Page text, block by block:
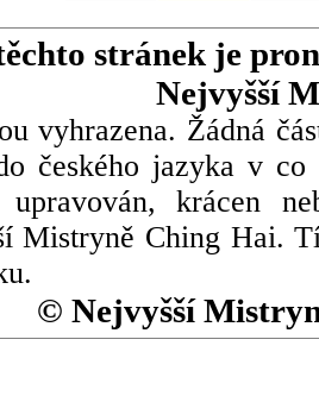
stránek je
Nejvyšší
vyhrazena. Žádná
českého jazyka v
krácen
Mistryně Ching Hai.
© Nejvyšší